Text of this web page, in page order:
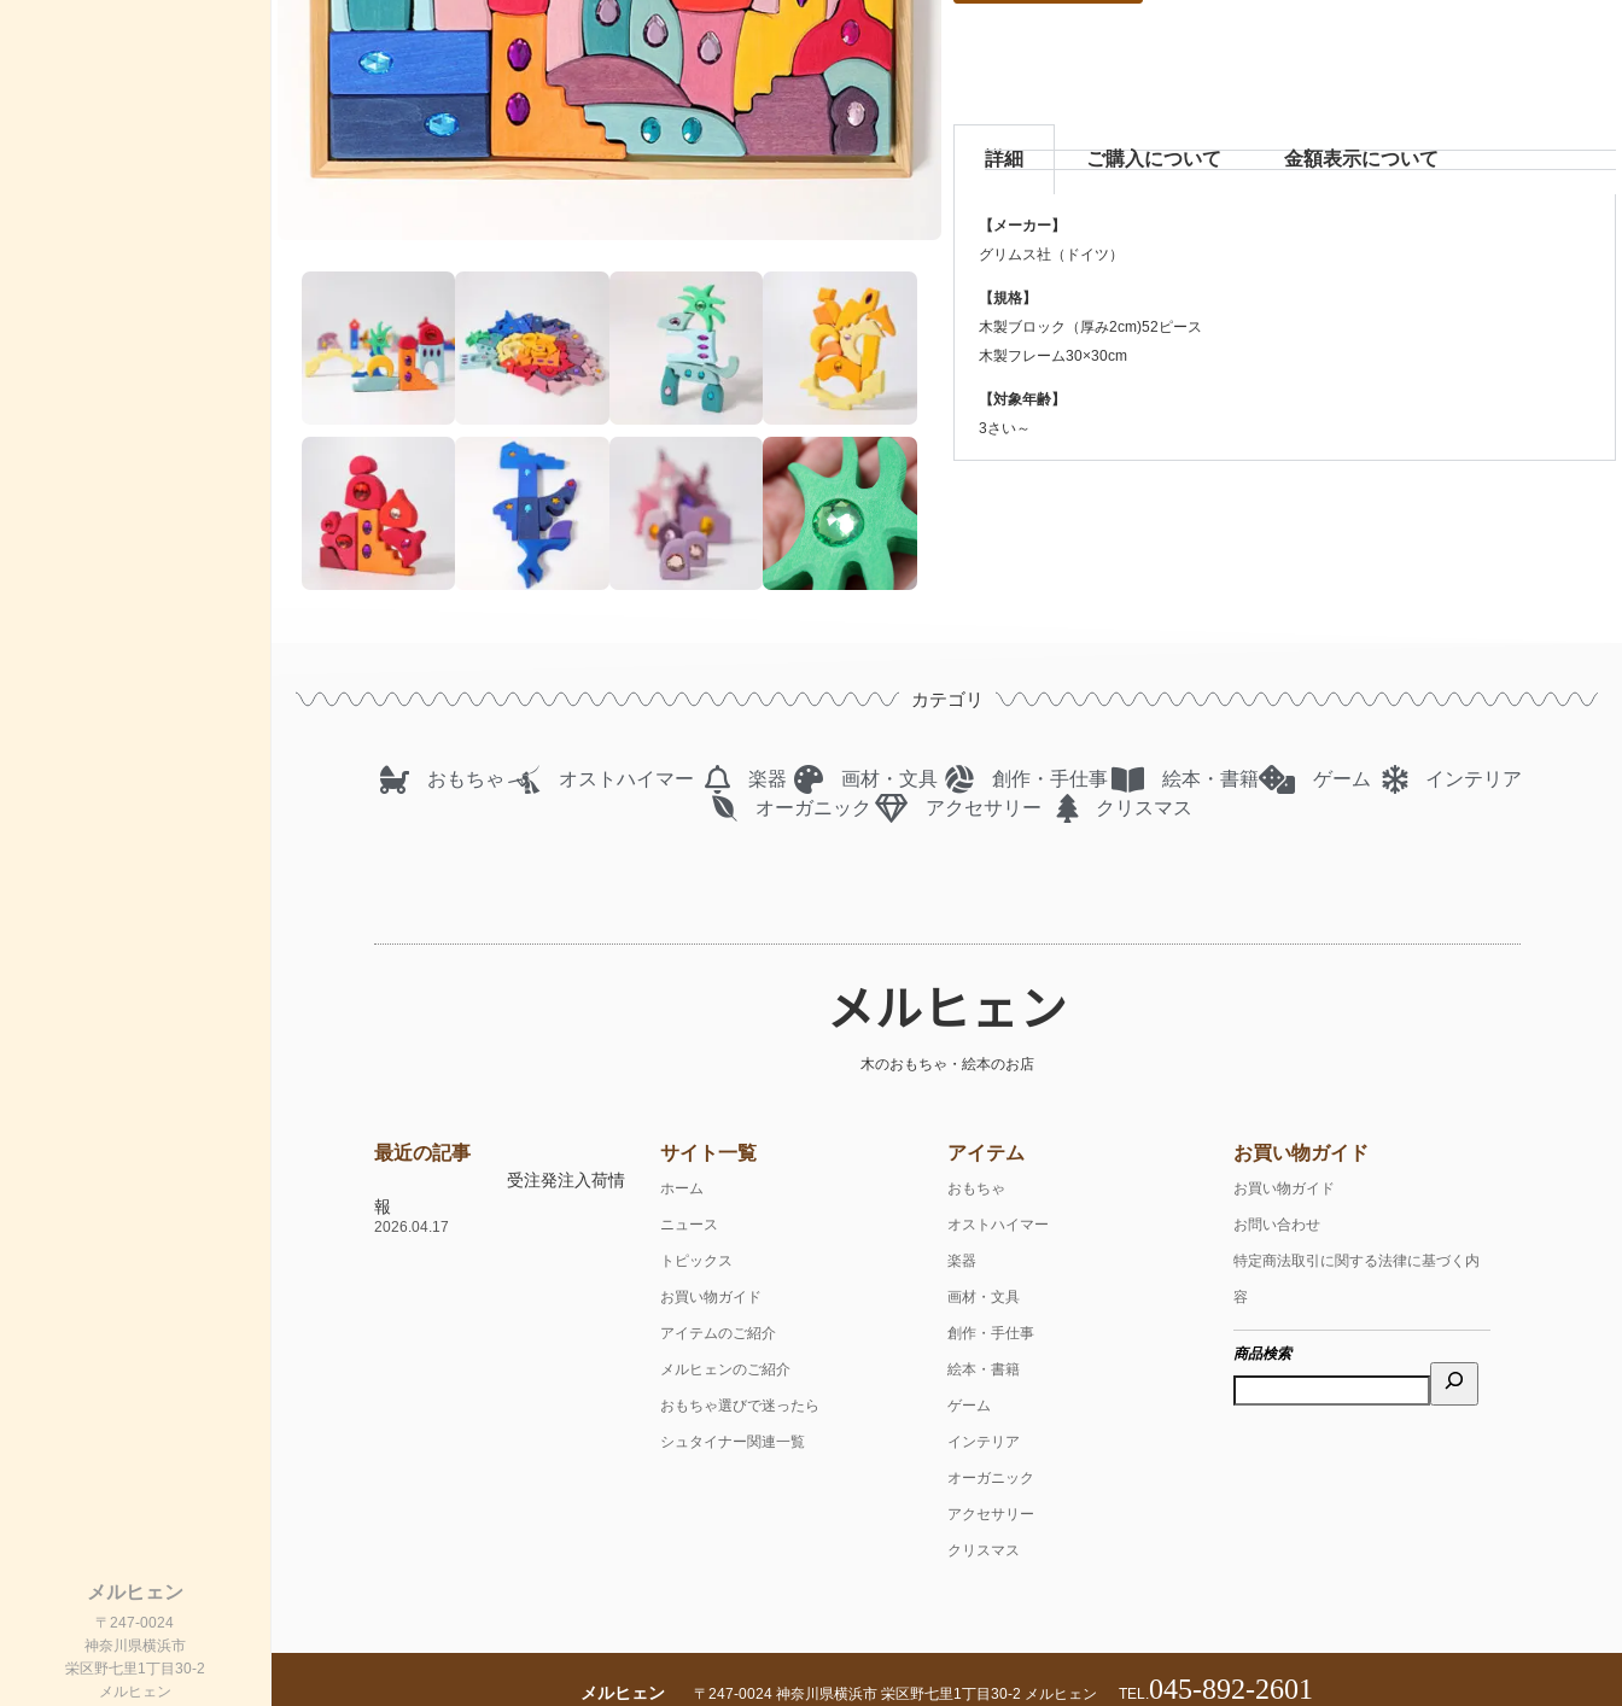
メルヒェン
〒247-0024
神奈川県横浜市
栄区野七里1丁目30-2
メルヒェン
詳細 ご購入について ⾦額表⽰について
【メーカー】
グリムス社（ドイツ）
【規格】
木製ブロック（厚み2cm)52ピース
木製フレーム30×30cm
【対象年齢】
3さい～
カテゴリ
おもちゃ オストハイマー 楽器 画材・文具 創作・手仕事 絵本・書籍 ゲーム
インテリア
オーガニック
アクセサリー クリスマス
メルヒェン
木のおもちゃ・絵本のお店
最近の記事
受注発注入荷情
報
2026.04.17
サイト一覧
ホーム
ニュース
トピックス
お買い物ガイド
アイテムのご紹介
メルヒェンのご紹介
おもちゃ選びで迷ったら
シュタイナー関連一覧
アイテム
おもちゃ
オストハイマー
楽器
画材・文具
創作・手仕事
絵本・書籍
ゲーム
インテリア
オーガニック
アクセサリー
クリスマス
お買い物ガイド
お買い物ガイド
お問い合わせ
特定商法取引に関する法律に基づく内
容
商品検索
メルヒェン 〒247-0024 神奈川県横浜市 栄区野七里1丁目30-2 メルヒェン TEL.045-892-2601